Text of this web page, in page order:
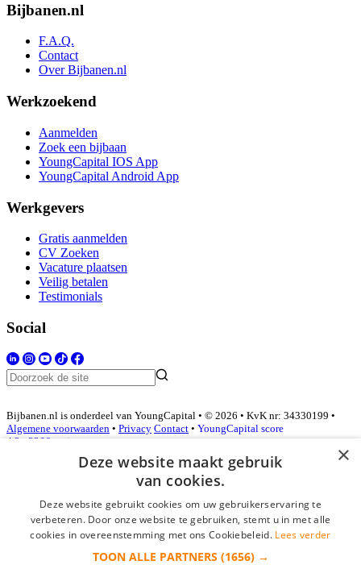
Bijbanen.nl
F.A.Q.
Contact
Over Bijbanen.nl
Werkzoekend
Aanmelden
Zoek een bijbaan
YoungCapital IOS App
YoungCapital Android App
Werkgevers
Gratis aanmelden
CV Zoeken
Vacature plaatsen
Veilig betalen
Testimonials
Social
Bijbanen.nl is onderdeel van YoungCapital • © 2026 • KvK nr: 34330199 •
Algemene voorwaarden • Privacy Contact • YoungCapital score
4.3 - 3366 reviews
Inloggen als bedrijf
*
×
Deze website maakt gebruik
van cookies.
Deze website gebruikt cookies om uw gebruikerservaring te
verbeteren. Door onze website te gebruiken, stemt u in met alle
cookies in overeenstemming met ons Cookiebeleid. Lees verder
TOON ALLE PARTNERS (1656) →